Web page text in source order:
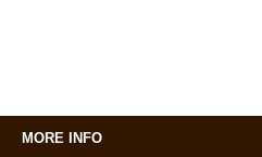
MORE INFO